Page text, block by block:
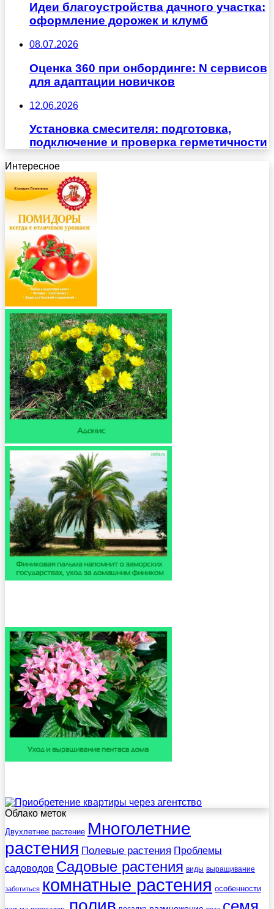
Идеи благоустройства дачного участка:
оформление дорожек и клумб
08.07.2026
Оценка 360 при онбординге: N сервисов
для адаптации новичков
12.06.2026
Установка смесителя: подготовка,
подключение и проверка герметичности
Интересное
Облако меток
Двухлетнее растение Многолетние
растения Полевые растения Проблемы
садоводов Садовые растения виды выращивание
заботиться комнатные растения особенности